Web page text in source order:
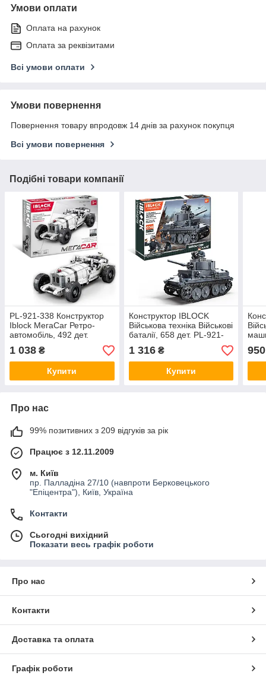
Умови оплати
Оплата на рахунок
Оплата за реквізитами
Всі умови оплати
Умови повернення
Повернення товару впродовж 14 днів за рахунок покупця
Всі умови повернення
Подібні товари компанії
PL-921-338 Конструктор
Iblock МегаCar Ретро-
автомобіль, 492 дет.
1 038 ₴
Купити
Конструктор IBLOCK
Військова техніка Військові
баталії, 658 дет. PL-921-
342
1 316₴
Купити
950
Про нас
99% позитивних з 209 відгуків за рік
Працює з 12.11.2009
м. Київ
пр. Палладіна 27/10 (навпроти Берковецького
"Епіцентра"), Київ, Україна
Контакти
Сьогодні вихідний
Показати весь графік роботи
Про нас
Контакти
Доставка та оплата
Графік роботи